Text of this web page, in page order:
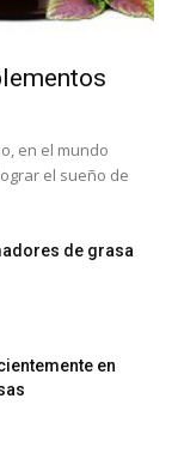
en el mundo
el sueño de
de grasa
en